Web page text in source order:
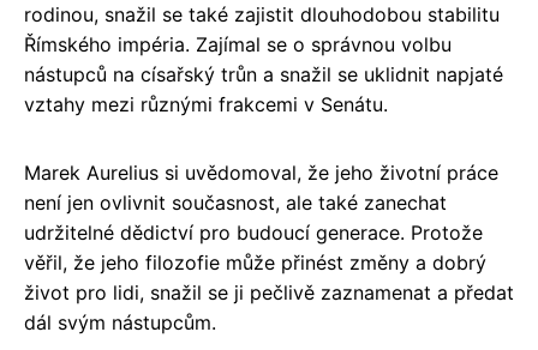
rodinou, snažil se také zajistit dlouhodobou stabilitu
Římského impéria. Zajímal se o správnou volbu
nástupců na císařský trůn a snažil se uklidnit napjaté
vztahy mezi různými frakcemi v Senátu.
Marek Aurelius si uvědomoval, že jeho životní práce
není jen ovlivnit současnost, ale také zanechat
udržitelné dědictví pro budoucí generace. Protože
věřil, že jeho filozofie může přinést změny a dobrý
život pro lidi, snažil se ji pečlivě zaznamenat a předat
dál svým nástupcům.